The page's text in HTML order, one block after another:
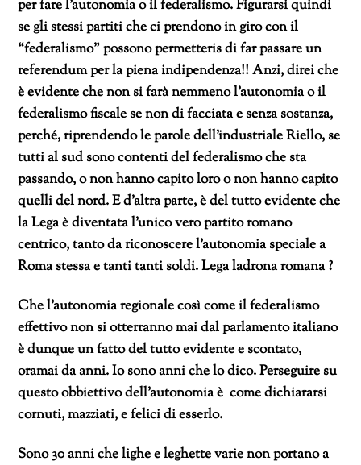
per fare l’autonomia o il federalismo. Figurarsi quindi
se gli stessi partiti che ci prendono in giro con il
“federalismo” possono permetteris di far passare un
referendum per la piena indipendenza!! Anzi, direi che
è evidente che non si farà nemmeno l’autonomia o il
federalismo fiscale se non di facciata e senza sostanza,
perché, riprendendo le parole dell’industriale Riello, se
tutti al sud sono contenti del federalismo che sta
passando, o non hanno capito loro o non hanno capito
quelli del nord. E d’altra parte, è del tutto evidente che
la Lega è diventata l’unico vero partito romano
centrico, tanto da riconoscere l’autonomia speciale a
Roma stessa e tanti tanti soldi. Lega ladrona romana ?
Che l’autonomia regionale così come il federalismo
effettivo non si otterranno mai dal parlamento italiano
è dunque un fatto del tutto evidente e scontato,
oramai da anni. Io sono anni che lo dico. Perseguire su
questo obbiettivo dell’autonomia è come dichiararsi
cornuti, mazziati, e felici di esserlo.
Sono 30 anni che lighe e leghette varie non portano a